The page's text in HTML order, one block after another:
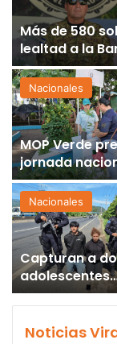
Más de 580
lealtad a la
Nacionales
MOP Verde
jornada
entregar
plantas este
Nacionales
Capturan a
adolescentes
señalados de
conformar la
estructura
Noticias